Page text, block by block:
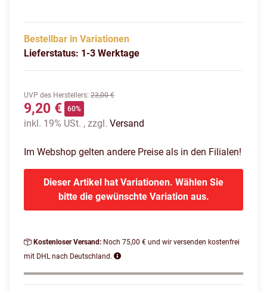
Bestellbar in Variationen
Lieferstatus: 1-3 Werktage
UVP des Herstellers: 23,00 €
9,20 € 60%
inkl. 19% USt. , zzgl. Versand
Im Webshop gelten andere Preise als in den Filialen!
Dieser Artikel hat Variationen. Wählen Sie
bitte die gewünschte Variation aus.
Kostenloser Versand: Noch 75,00 € und wir versenden kostenfrei
mit DHL nach Deutschland.